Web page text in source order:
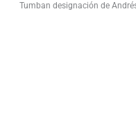
Tumban designación de